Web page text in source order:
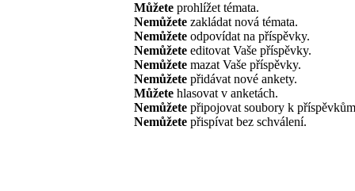
Můžete prohlížet témata.
Nemůžete zakládat nová témata.
Nemůžete odpovídat na příspěvky.
Nemůžete editovat Vaše příspěvky.
Nemůžete mazat Vaše příspěvky.
Nemůžete přidávat nové ankety.
Můžete hlasovat v anketách.
Nemůžete připojovat soubory k
Nemůžete přispívat bez schválení.